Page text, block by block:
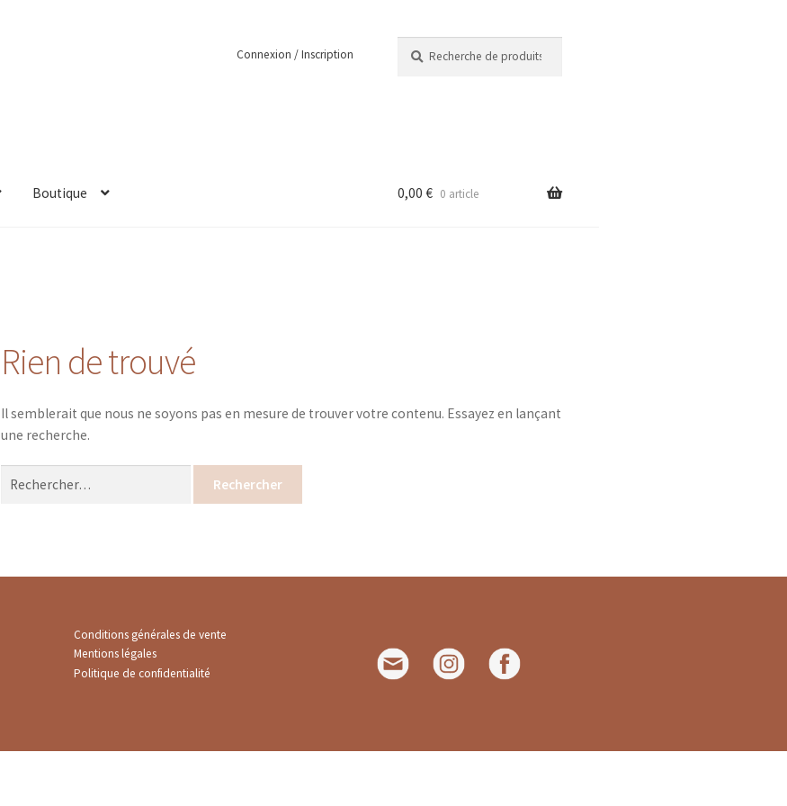
Connexion / Inscription
pour :
Boutique 0,00 € 0 article
Rien de trouvé
Il semblerait que nous ne soyons pas en mesure de trouver votre contenu. Essayez en lançant
une recherche.
Conditions générales de vente
Mentions légales
Politique de confidentialité